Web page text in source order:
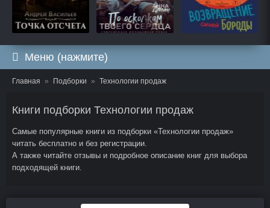
Меню (нажмите)
Главная Подборки Технологии продаж
Книги подборки Технологии продаж
Самые популярные книги из подборки «Технологии продаж»
читать бесплатно и без регистрации.
А также читайте отзывы и подробное описание книг для выбора
подходящей книги.